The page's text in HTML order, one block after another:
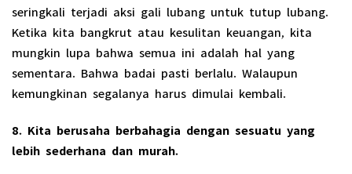
seringkali terjadi aksi gali lubang untuk tutup lubang.
Ketika kita bangkrut atau kesulitan keuangan, kita
mungkin lupa bahwa semua ini adalah hal yang
sementara. Bahwa badai pasti berlalu. Walaupun
kemungkinan segalanya harus dimulai kembali.
8. Kita berusaha berbahagia dengan sesuatu yang
lebih sederhana dan murah.